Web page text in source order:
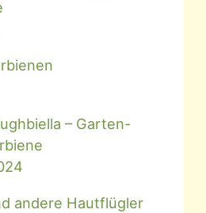
– Garten-
andere Hautflügler